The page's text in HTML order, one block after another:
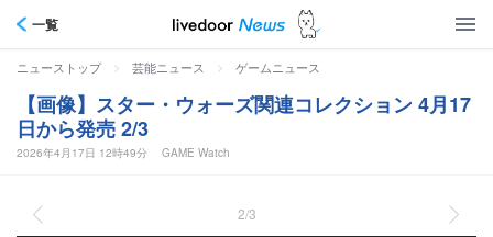
一覧
ニューストップ > 芸能ニュース > ゲームニュース
【画像】スター・ウォーズ関連コレクション 4月17
日から発売 2/3
2026年4月17日 12時49分 GAME Watch
2/3